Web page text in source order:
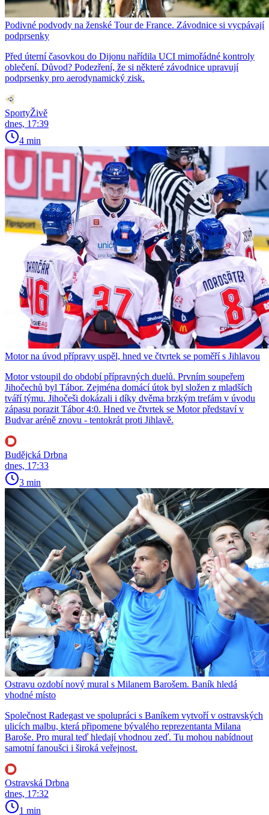
Podivné podvody na ženské Tour de France. Závodnice si vycpávají
podprsenky
Před úterní časovkou do Dijonu nařídila UCI mimořádné kontroly
oblečení. Důvod? Podezření, že si některé závodnice upravují
podprsenky pro aerodynamický zisk.
SportyŽivě
dnes, 17:39
4 min
Motor na úvod přípravy uspěl, hned ve čtvrtek se poměří s Jihlavou
Motor vstoupil do období přípravných duelů. Prvním soupeřem
Jihočechů byl Tábor. Zejména domácí útok byl složen z mladších
tváří týmu. Jihočeši dokázali i díky dvěma brzkým trefám v úvodu
zápasu porazit Tábor 4:0. Hned ve čtvrtek se Motor představí v
Budvar aréně znovu - tentokrát proti Jihlavě.
Budějcká Drbna
dnes, 17:33
3 min
Ostravu ozdobí nový mural s Milanem Barošem. Baník hledá
vhodné místo
Společnost Radegast ve spolupráci s Baníkem vytvoří v ostravských
ulicích malbu, která připomene bývalého reprezentanta Milana
Baroše. Pro mural teď hledají vhodnou zeď. Tu mohou nabídnout
samotní fanoušci i široká veřejnost.
Ostravská Drbna
dnes, 17:32
1 min